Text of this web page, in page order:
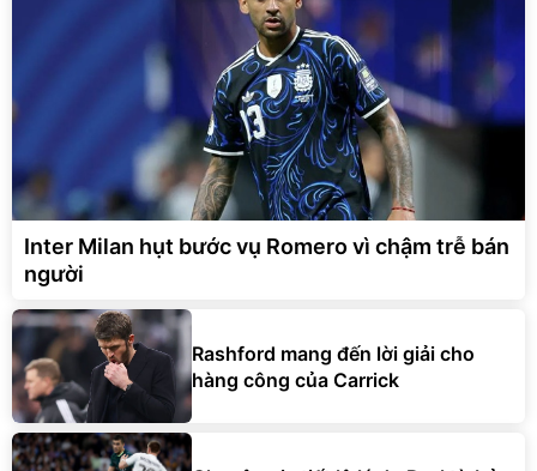
Inter Milan hụt bước vụ Romero vì chậm trễ bán
người
Rashford mang đến lời giải cho
hàng công của Carrick